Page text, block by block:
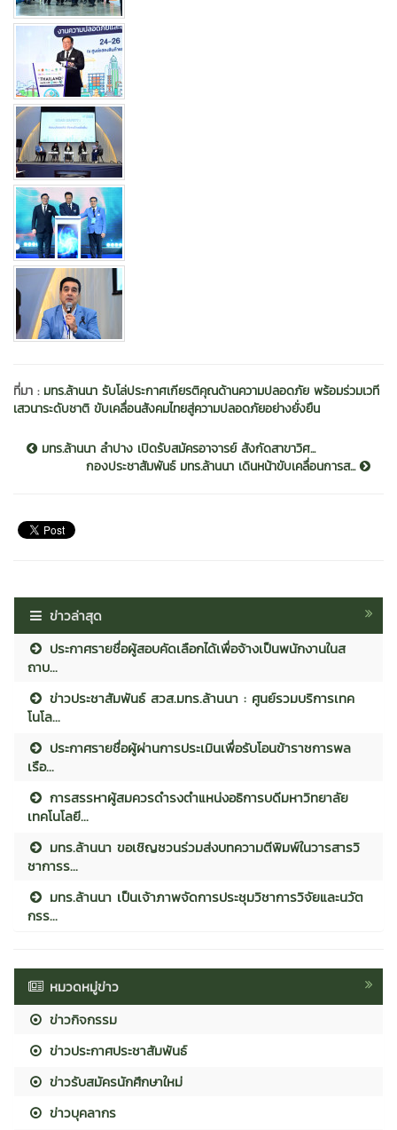
ที่มา : มทร.ล้านนา รับโล่ประกาศเกียรติคุณด้านความปลอดภัย พร้อมร่วมเวที
เสวนาระดับชาติ ขับเคลื่อนสังคมไทยสู่ความปลอดภัยอย่างยั่งยืน
มทร.ล้านนา ลำปาง เปิดรับสมัครอาจารย์ สังกัดสาขาวิศ...
กองประชาสัมพันธ์ มทร.ล้านนา เดินหน้าขับเคลื่อนการส...
ข่าวล่าสุด
ประกาศรายชื่อผู้สอบคัดเลือกได้เพื่อจ้างเป็นพนักงานในส
ถาบ...
ข่าวประชาสัมพันธ์ สวส.มทร.ล้านนา : ศูนย์รวมบริการเทค
โนโล...
ประกาศรายชื่อผู้ผ่านการประเมินเพื่อรับโอนข้าราชการพล
เรือ...
การสรรหาผู้สมควรดำรงตำแหน่งอธิการบดีมหาวิทยาลัย
เทคโนโลยี...
มทร.ล้านนา ขอเชิญชวนร่วมส่งบทความตีพิมพ์ในวารสารวิ
ชาการร...
มทร.ล้านนา เป็นเจ้าภาพจัดการประชุมวิชาการวิจัยและนวัต
กรร...
หมวดหมู่ข่าว
ข่าวกิจกรรม
ข่าวประกาศประชาสัมพันธ์
ข่าวรับสมัครนักศึกษาใหม่
ข่าวบุคลากร